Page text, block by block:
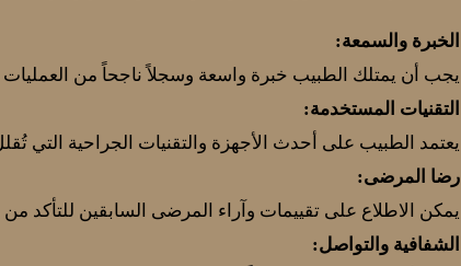
الخبرة والسمعة:
يجب أن يمتلك الطبيب خبرة واسعة وسجلاً ناجحاً من العمليات
التقنيات المستخدمة:
يعتمد الطبيب على أحدث الأجهزة والتقنيات الجراحية التي
رضا المرضى:
يمكن الاطلاع على تقييمات وآراء المرضى السابقين للتأكد
الشفافية والتواصل: